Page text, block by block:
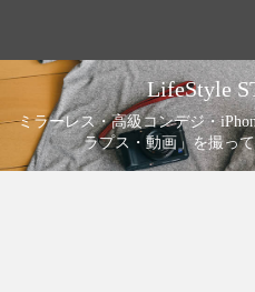
LifeStyle
ミラーレス・高級コンデジ・
ラプス・動画」を撮っ